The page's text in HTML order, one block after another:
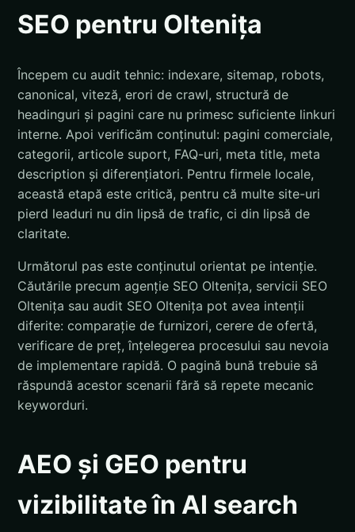
SEO pentru Oltenița
Începem cu audit tehnic: indexare, sitemap, robots,
canonical, viteză, erori de crawl, structură de
headinguri și pagini care nu primesc suficiente linkuri
interne. Apoi verificăm conținutul: pagini comerciale,
categorii, articole suport, FAQ-uri, meta title, meta
description și diferențiatori. Pentru firmele locale,
această etapă este critică, pentru că multe site-uri
pierd leaduri nu din lipsă de trafic, ci din lipsă de
claritate.
Următorul pas este conținutul orientat pe intenție.
Căutările precum agenție SEO Oltenița, servicii SEO
Oltenița sau audit SEO Oltenița pot avea intenții
diferite: comparație de furnizori, cerere de ofertă,
verificare de preț, înțelegerea procesului sau nevoia
de implementare rapidă. O pagină bună trebuie să
răspundă acestor scenarii fără să repete mecanic
keyworduri.
AEO și GEO pentru
vizibilitate în AI search